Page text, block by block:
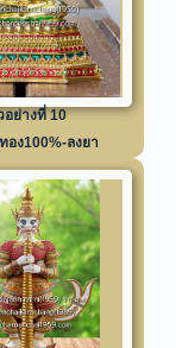
อย่างที่ 10
อง100%-ลงยา